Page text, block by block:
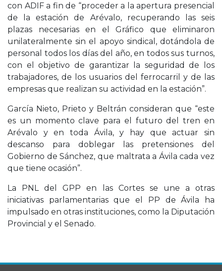
con ADIF a fin de “proceder a la apertura presencial
de la estación de Arévalo, recuperando las seis
plazas necesarias en el Gráfico que eliminaron
unilateralmente sin el apoyo sindical, dotándola de
personal todos los días del año, en todos sus turnos,
con el objetivo de garantizar la seguridad de los
trabajadores, de los usuarios del ferrocarril y de las
empresas que realizan su actividad en la estación”.
García Nieto, Prieto y Beltrán consideran que “este
es un momento clave para el futuro del tren en
Arévalo y en toda Ávila, y hay que actuar sin
descanso para doblegar las pretensiones del
Gobierno de Sánchez, que maltrata a Ávila cada vez
que tiene ocasión”.
La PNL del GPP en las Cortes se une a otras
iniciativas parlamentarias que el PP de Ávila ha
impulsado en otras instituciones, como la Diputación
Provincial y el Senado.